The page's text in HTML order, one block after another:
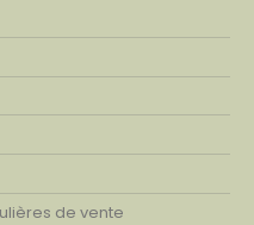
de vente